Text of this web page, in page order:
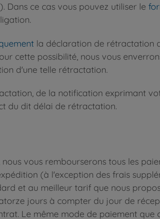
Dans ce cas vous pouvez utiliser le
la déclaration de rétractation
cette possibilité, nous vous
d'une telle rétractation.
de la notification exprimant
du dit délai de rétractation.
vous rembourserons tous les
(à l'exception des frais
et au meilleur tarif que nous
jours à compter du jour de
Le même mode de paiement que